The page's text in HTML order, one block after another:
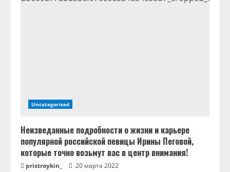
Uncategorised
Неизведанные подробности о жизни и карьере
популярной российской певицы Ирины Пеговой,
которые точно возьмут вас в центр внимания!
pristroykin_ 20 марта 2022